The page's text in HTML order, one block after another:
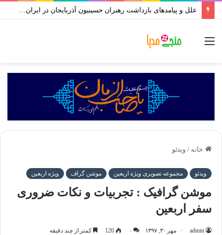
علل و پیامدهای بازداشت رهبران حسینیون آذربایجان در ایران | علی اکبر رائفی پور
خانه / ویدئو
ویدئو مجموعه تصویری ویژه اربعین موشن گراف ویژه اربعین
موشن گرافیک : تجربیات و نکات ضروری
سفر اربعین
admin مهر ۳۰, ۱۳۹۷ ۰ 120 کمتر از چند دقیقه